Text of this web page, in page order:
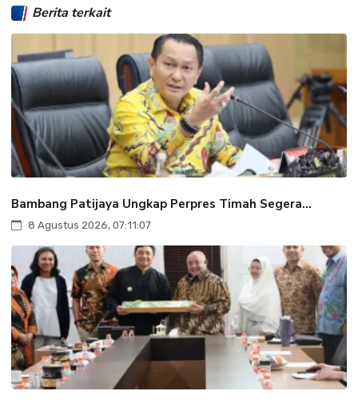
Berita terkait
Bambang Patijaya Ungkap Perpres Timah Segera...
8 Agustus 2026, 07:11:07